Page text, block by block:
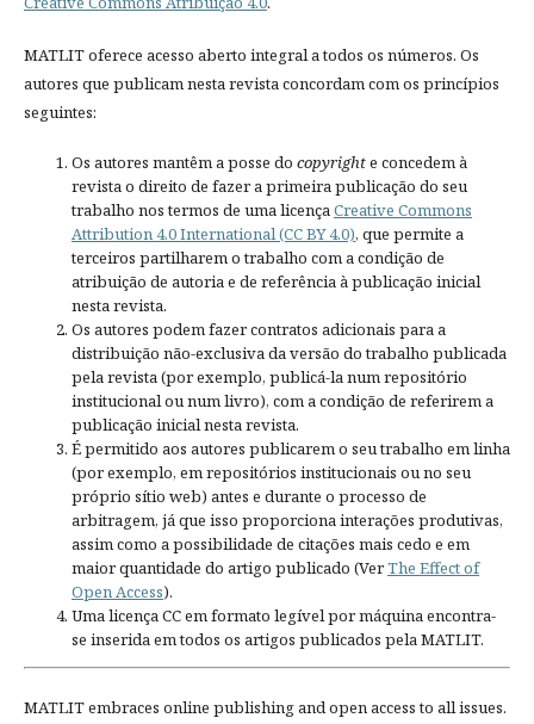
MATLIT oferece acesso aberto integral a todos os números. Os
autores que publicam nesta revista concordam com os princípios
seguintes:
Os autores mantêm a posse do copyrighte concedem à
revista o direito de fazer a primeira publicação do seu
trabalho nos termos de uma licençaCreative Commons
Attribution 4.0 International (CC BY 4.0), que permite a
terceiros partilharem o trabalho com a condição de
atribuição de autoria e de referência à publicação inicial
nesta revista.
Os autores podem fazer contratos adicionais para a
distribuição não-exclusiva da versão do trabalho publicada
pela revista (por exemplo, publicá-la num repositório
institucional ou num livro), com a condição de referirem a
publicação inicial nesta revista.
É permitido aos autores publicarem o seu trabalho em linha
(por exemplo, em repositórios institucionais ou no seu
próprio sítio web) antes e durante o processo de
arbitragem, já que isso proporciona interações produtivas,
assim como a possibilidade de citações mais cedo e em
maior quantidade do artigo publicado (VerThe Effect of
Open Access).
Uma licença CC em formato legível por máquina encontra-
se inserida em todos os artigos publicados pela MATLIT.
MATLIT embraces online publishing and open access to all issues.